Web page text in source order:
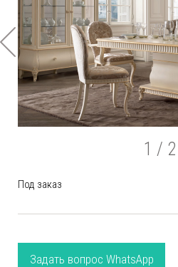
1 / 2
Под заказ
Задать вопрос WhatsApp